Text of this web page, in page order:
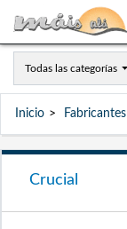
Todas las categorías
Inicio Fabricantes
Crucial